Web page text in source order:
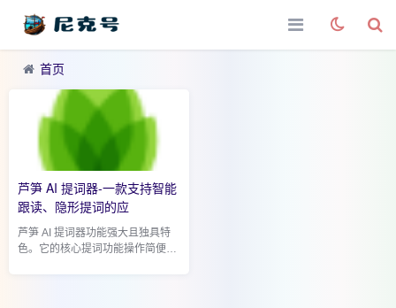
首页
芦笋 AI 提词器-一款支持智能
跟读、隐形提词的应
芦笋 AI 提词器功能强大且独具特
色。它的核心提词功能操作简便，